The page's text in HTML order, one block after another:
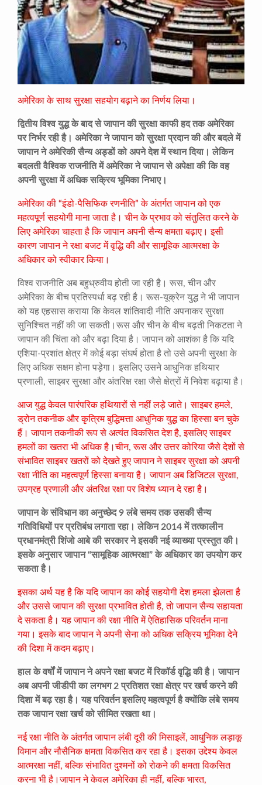
अमेरिका के साथ सुरक्षा सहयोग बढ़ाने का निर्णय लिया।
द्वितीय विश्व युद्ध के बाद से जापान की सुरक्षा काफी हद तक अमेरिका
पर निर्भर रही है। अमेरिका ने जापान को सुरक्षा प्रदान की और बदले में
जापान ने अमेरिकी सैन्य अड्डों को अपने देश में स्थान दिया। लेकिन
बदलती वैश्विक राजनीति में अमेरिका ने जापान से अपेक्षा की कि वह
अपनी सुरक्षा में अधिक सक्रिय भूमिका निभाए।
अमेरिका की “इंडो-पैसिफिक रणनीति” के अंतर्गत जापान को एक
महत्वपूर्ण सहयोगी माना जाता है। चीन के प्रभाव को संतुलित करने के
लिए अमेरिका चाहता है कि जापान अपनी सैन्य क्षमता बढ़ाए। इसी
कारण जापान ने रक्षा बजट में वृद्धि की और सामूहिक आत्मरक्षा के
अधिकार को स्वीकार किया।
विश्व राजनीति अब बहुध्रुवीय होती जा रही है। रूस, चीन और
अमेरिका के बीच प्रतिस्पर्धा बढ़ रही है। रूस-यूक्रेन युद्ध ने भी जापान
को यह एहसास कराया कि केवल शांतिवादी नीति अपनाकर सुरक्षा
सुनिश्चित नहीं की जा सकती।रूस और चीन के बीच बढ़ती निकटता ने
जापान की चिंता को और बढ़ा दिया है। जापान को आशंका है कि यदि
एशिया-प्रशांत क्षेत्र में कोई बड़ा संघर्ष होता है तो उसे अपनी सुरक्षा के
लिए अधिक सक्षम होना पड़ेगा। इसलिए उसने आधुनिक हथियार
प्रणाली, साइबर सुरक्षा और अंतरिक्ष रक्षा जैसे क्षेत्रों में निवेश बढ़ाया है।
आज युद्ध केवल पारंपरिक हथियारों से नहीं लड़े जाते। साइबर हमले,
ड्रोन तकनीक और कृत्रिम बुद्धिमत्ता आधुनिक युद्ध का हिस्सा बन चुके
हैं। जापान तकनीकी रूप से अत्यंत विकसित देश है, इसलिए साइबर
हमलों का खतरा भी अधिक है।चीन, रूस और उत्तर कोरिया जैसे देशों से
संभावित साइबर खतरों को देखते हुए जापान ने साइबर सुरक्षा को अपनी
रक्षा नीति का महत्वपूर्ण हिस्सा बनाया है। जापान अब डिजिटल सुरक्षा,
उपग्रह प्रणाली और अंतरिक्ष रक्षा पर विशेष ध्यान दे रहा है।
जापान के संविधान का अनुच्छेद 9 लंबे समय तक उसकी सैन्य
गतिविधियों पर प्रतिबंध लगाता रहा। लेकिन 2014 में तत्कालीन
प्रधानमंत्री शिंजो आबे की सरकार ने इसकी नई व्याख्या प्रस्तुत की।
इसके अनुसार जापान “सामूहिक आत्मरक्षा” के अधिकार का उपयोग कर
सकता है।
इसका अर्थ यह है कि यदि जापान का कोई सहयोगी देश हमला झेलता है
और उससे जापान की सुरक्षा प्रभावित होती है, तो जापान सैन्य सहायता
दे सकता है। यह जापान की रक्षा नीति में ऐतिहासिक परिवर्तन माना
गया। इसके बाद जापान ने अपनी सेना को अधिक सक्रिय भूमिका देने
की दिशा में कदम बढ़ाए।
हाल के वर्षों में जापान ने अपने रक्षा बजट में रिकॉर्ड वृद्धि की है। जापान
अब अपनी जीडीपी का लगभग 2 प्रतिशत रक्षा क्षेत्र पर खर्च करने की
दिशा में बढ़ रहा है। यह परिवर्तन इसलिए महत्वपूर्ण है क्योंकि लंबे समय
तक जापान रक्षा खर्च को सीमित रखता था।
नई रक्षा नीति के अंतर्गत जापान लंबी दूरी की मिसाइलें, आधुनिक लड़ाकू
विमान और नौसैनिक क्षमता विकसित कर रहा है। इसका उद्देश्य केवल
आत्मरक्षा नहीं, बल्कि संभावित दुश्मनों को रोकने की क्षमता विकसित
करना भी है।जापान ने केवल अमेरिका ही नहीं, बल्कि भारत,